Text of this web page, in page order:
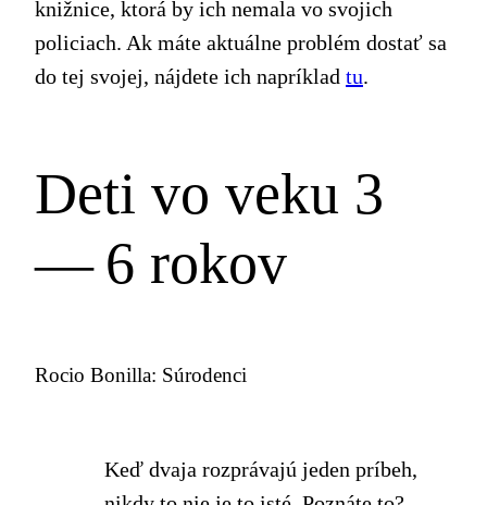
knižnice, ktorá by ich nemala vo svojich
policiach. Ak máte aktuálne problém dostať sa
do tej svojej, nájdete ich napríklad tu.
Deti vo veku 3
— 6 rokov
Rocio Bonilla: Súrodenci
Keď dvaja rozprávajú jeden príbeh,